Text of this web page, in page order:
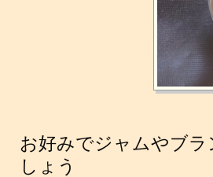
お好みでジャムやブ
しょう